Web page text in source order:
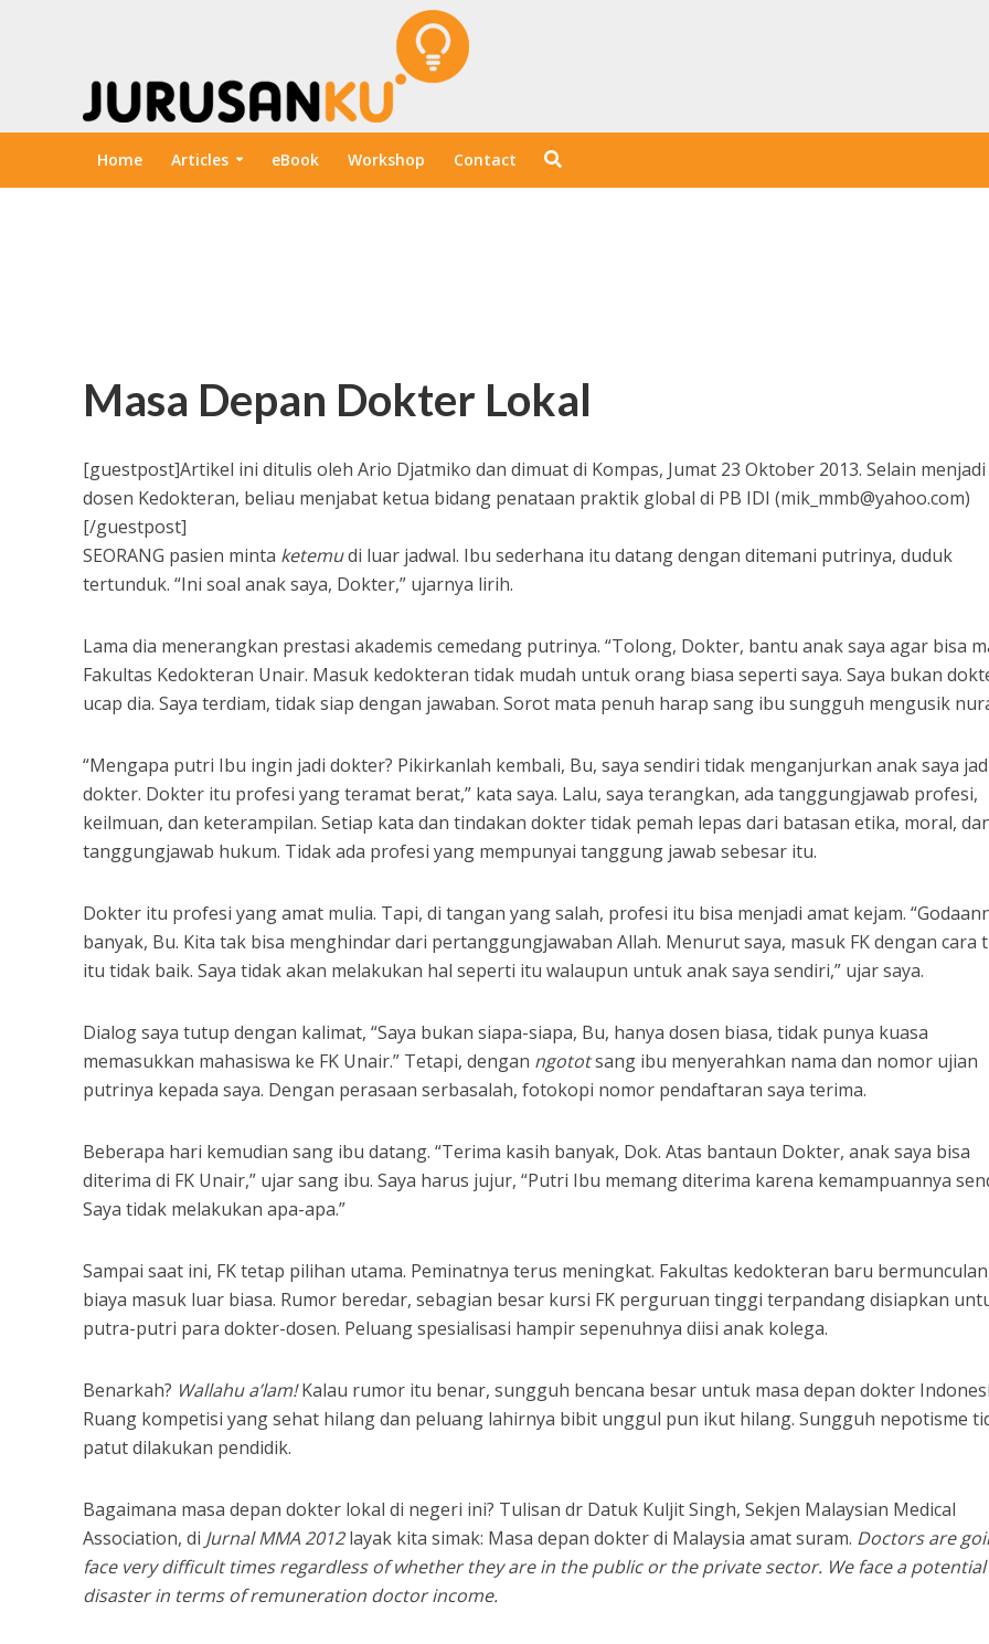
Home Articles eBook Workshop Contact
Masa Depan Dokter Lokal
[guestpost]Artikel ini ditulis oleh Ario Djatmiko dan dimuat di Kompas, Jumat 23 Oktober 2013. Selain menjadi
dosen Kedokteran, beliau menjabat ketua bidang penataan praktik global di PB IDI (mik_mmb@yahoo.com)
[/guestpost]
SEORANG pasien minta ketemudi luar jadwal. Ibu sederhana itu datang dengan ditemani putrinya, duduk
tertunduk. “Ini soal anak saya, Dokter,” ujarnya lirih.
Lama dia menerangkan prestasi akademis cemedang putrinya. “Tolong, Dokter, bantu anak saya agar bisa
Fakultas Kedokteran Unair. Masuk kedokteran tidak mudah untuk orang biasa seperti saya. Saya bukan
ucap dia. Saya terdiam, tidak siap dengan jawaban. Sorot mata penuh harap sang ibu sungguh mengusik
“Mengapa putri Ibu ingin jadi dokter? Pikirkanlah kembali, Bu, saya sendiri tidak menganjurkan anak saya
dokter. Dokter itu profesi yang teramat berat,” kata saya. Lalu, saya terangkan, ada tanggungjawab profesi,
keilmuan, dan keterampilan. Setiap kata dan tindakan dokter tidak pemah lepas dari batasan etika, moral,
tanggungjawab hukum. Tidak ada profesi yang mempunyai tanggung jawab sebesar itu.
Dokter itu profesi yang amat mulia. Tapi, di tangan yang salah, profesi itu bisa menjadi amat kejam.
banyak, Bu. Kita tak bisa menghindar dari pertanggungjawaban Allah. Menurut saya, masuk FK dengan cara
itu tidak baik. Saya tidak akan melakukan hal seperti itu walaupun untuk anak saya sendiri,” ujar saya.
Dialog saya tutup dengan kalimat, “Saya bukan siapa-siapa, Bu, hanya dosen biasa, tidak punya kuasa
memasukkan mahasiswa ke FK Unair.” Tetapi, dengan ngototsang ibu menyerahkan nama dan nomor ujian
putrinya kepada saya. Dengan perasaan serbasalah, fotokopi nomor pendaftaran saya terima.
Beberapa hari kemudian sang ibu datang. “Terima kasih banyak, Dok. Atas bantaun Dokter, anak saya bisa
diterima di FK Unair,” ujar sang ibu. Saya harus jujur, “Putri Ibu memang diterima karena kemampuannya
Saya tidak melakukan apa-apa.”
Sampai saat ini, FK tetap pilihan utama. Peminatnya terus meningkat. Fakultas kedokteran baru
biaya masuk luar biasa. Rumor beredar, sebagian besar kursi FK perguruan tinggi terpandang disiapkan
putra-putri para dokter-dosen. Peluang spesialisasi hampir sepenuhnya diisi anak kolega.
Benarkah? Wallahu a’lam!Kalau rumor itu benar, sungguh bencana besar untuk masa depan dokter
Ruang kompetisi yang sehat hilang dan peluang lahirnya bibit unggul pun ikut hilang. Sungguh nepotisme
patut dilakukan pendidik.
Bagaimana masa depan dokter lokal di negeri ini? Tulisan dr Datuk Kuljit Singh, Sekjen Malaysian Medical
Association, di Jurnal MMA 2012layak kita simak: Masa depan dokter di Malaysia amat suram. Doctors are
face very difficult times regardless of whether they are in the public or the private sector. We face a potential
disaster in terms of remuneration doctor income.